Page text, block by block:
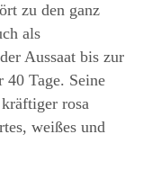
zu den ganz
als
Aussaat bis zur
40 Tage. Seine
rosa
weißes und